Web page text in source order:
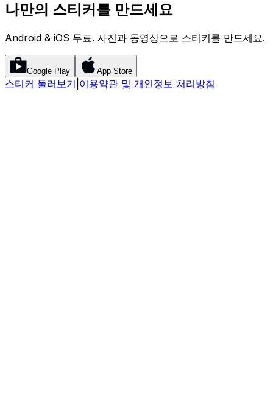
나만의 스티커를 만드세요
Android & iOS 무료. 사진과 동영상으로 스티커를 만드세요.
Google Play App Store
스티커 둘러보기 이용약관 및 개인정보 처리방침